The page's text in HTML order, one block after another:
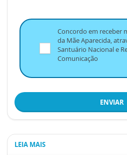
Concordo em receber
da Mãe Aparecida,
Santuário Nacional e
Comunicação
ENVIAR
LEIA MAIS